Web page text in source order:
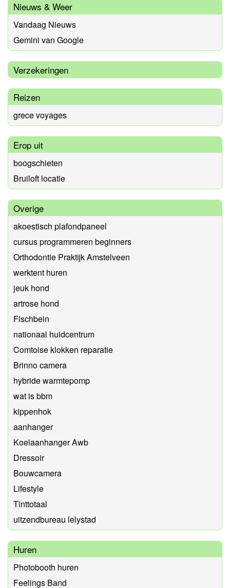
Nieuws & Weer
Vandaag Nieuws
Gemini van Google
Verzekeringen
Reizen
grece voyages
Erop uit
boogschieten
Bruiloft locatie
Overige
akoestisch plafondpaneel
cursus programmeren beginners
Orthodontie Praktijk Amstelveen
werktent huren
jeuk hond
artrose hond
Fischbein
nationaal huidcentrum
Comtoise klokken reparatie
Brinno camera
hybride warmtepomp
wat is bbm
kippenhok
aanhanger
Koelaanhanger Awb
Dressoir
Bouwcamera
Lifestyle
Tinttotaal
uitzendbureau lelystad
Huren
Photobooth huren
Feelings Band